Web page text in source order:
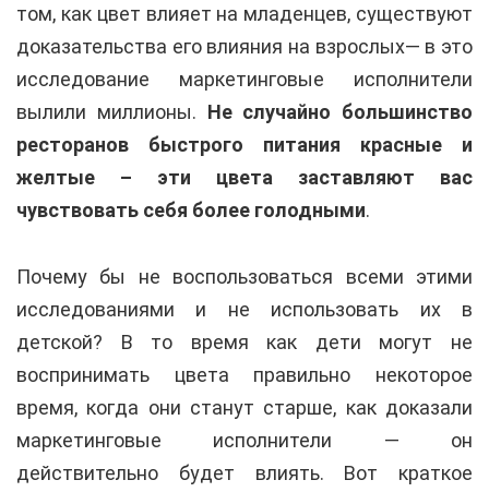
том, как цвет влияет на младенцев, существуют
доказательства его влияния на взрослых— в это
исследование маркетинговые исполнители
вылили миллионы. Не случайно большинство
ресторанов быстрого питания красные и
желтые – эти цвета заставляют вас
чувствовать себя более голодными.
Почему бы не воспользоваться всеми этими
исследованиями и не использовать их в
детской? В то время как дети могут не
воспринимать цвета правильно некоторое
время, когда они станут старше, как доказали
маркетинговые исполнители — он
действительно будет влиять. Вот краткое